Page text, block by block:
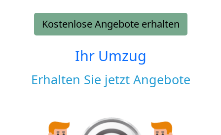
Kostenlose Angebote erhalten
Ihr Umzug
Erhalten Sie jetzt Angebote